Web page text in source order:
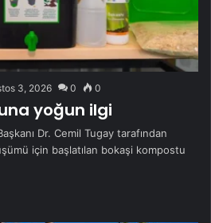
3, 2026 0 0
yoğun ilgi
Dr. Cemil Tugay tarafından
için başlatılan bokaşi kompostu